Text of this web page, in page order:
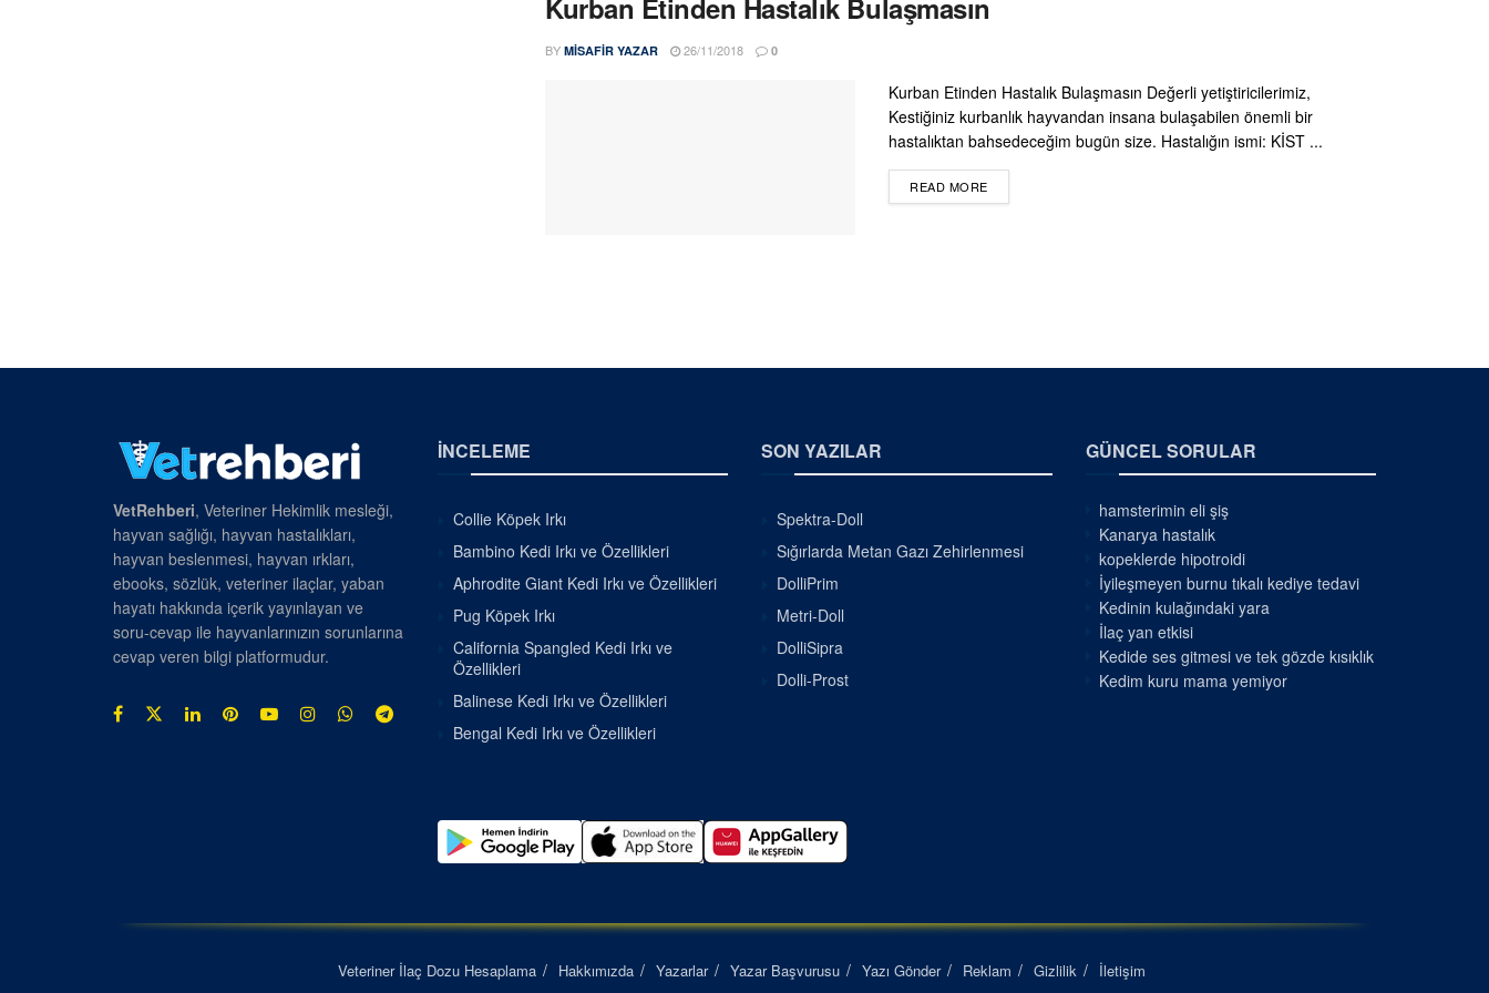
Kurban Etinden Hastalık Bulaşmasın
BY MISAFIR YAZAR 26/11/2018 0
Kurban Etinden Hastalık Bulaşmasın Değerli yetiştiricilerimiz,
Kestiğiniz kurbanlık hayvandan insana bulaşabilen önemli bir
hastalıktan bahsedeceğim bugün size. Hastalığın ismi: KİST ...
READ MOREDETAILS
VetRehberi, Veteriner Hekimlik mesleği,
hayvan sağlığı, hayvan hastalıkları,
hayvan beslenmesi, hayvan ırkları,
ebooks, sözlük, veteriner ilaçlar, yaban
hayatı hakkında içerik yayınlayan ve
soru-cevap ile hayvanlarınızın sorunlarına
cevap veren bilgi platformudur.
İNCELEME
Collie Köpek Irkı
Bambino Kedi Irkı ve Özellikleri
Aphrodite Giant Kedi Irkı ve Özellikleri
Pug Köpek Irkı
California Spangled Kedi Irkı ve
Özellikleri
Balinese Kedi Irkı ve Özellikleri
Bengal Kedi Irkı ve Özellikleri
SON YAZILAR
Spektra-Doll
Sığırlarda Metan Gazı Zehirlenmesi
DolliPrim
Metri-Doll
DolliSipra
Dolli-Prost
GÜNCEL SORULAR
hamsterimin eli şiş
Kanarya hastalık
kopeklerde hipotroidi
İyileşmeyen burnu tıkalı kediye tedavi
Kedinin kulağındaki yara
İlaç yan etkisi
Kedide ses gitmesi ve tek gözde kısıklık
Kedim kuru mama yemiyor
Veteriner İlaç Dozu Hesaplama Hakkımızda Yazarlar Yazar Başvurusu Yazı Gönder Reklam Gizlilik İletişim